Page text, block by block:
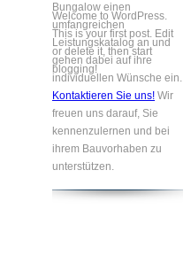
Bungalow einen
umfangreichen
Leistungskatalog an und
gehen dabei auf ihre
individuellen Wünsche ein.
Kontaktieren Sie uns! Wir
freuen uns darauf, Sie
kennenzulernen und bei
ihrem Bauvorhaben zu
unterstützen.
Welcome to WordPress.
This is your first post. Edit
or delete it, then start
blogging!